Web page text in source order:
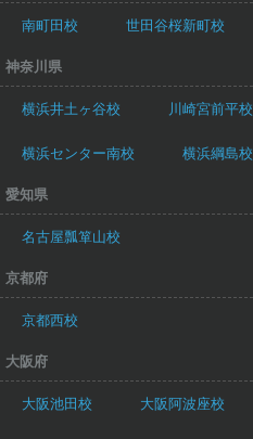
南町田校 世田谷桜新町校
神奈川県
横浜井土ヶ谷校 川崎宮前平校
横浜センター南校 横浜綱島校
愛知県
名古屋瓢箪山校
京都府
京都西校
大阪府
大阪池田校 大阪阿波座校